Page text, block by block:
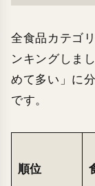
全食品カテゴ
ンキングしま
めて多い」に
です。
順位